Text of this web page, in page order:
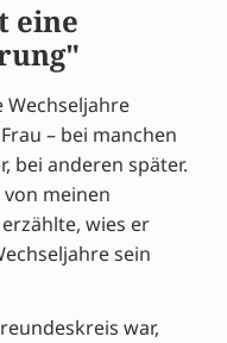
eine
Wechseljahre
– bei manchen
bei anderen später.
meinen
wies er
sein
war,